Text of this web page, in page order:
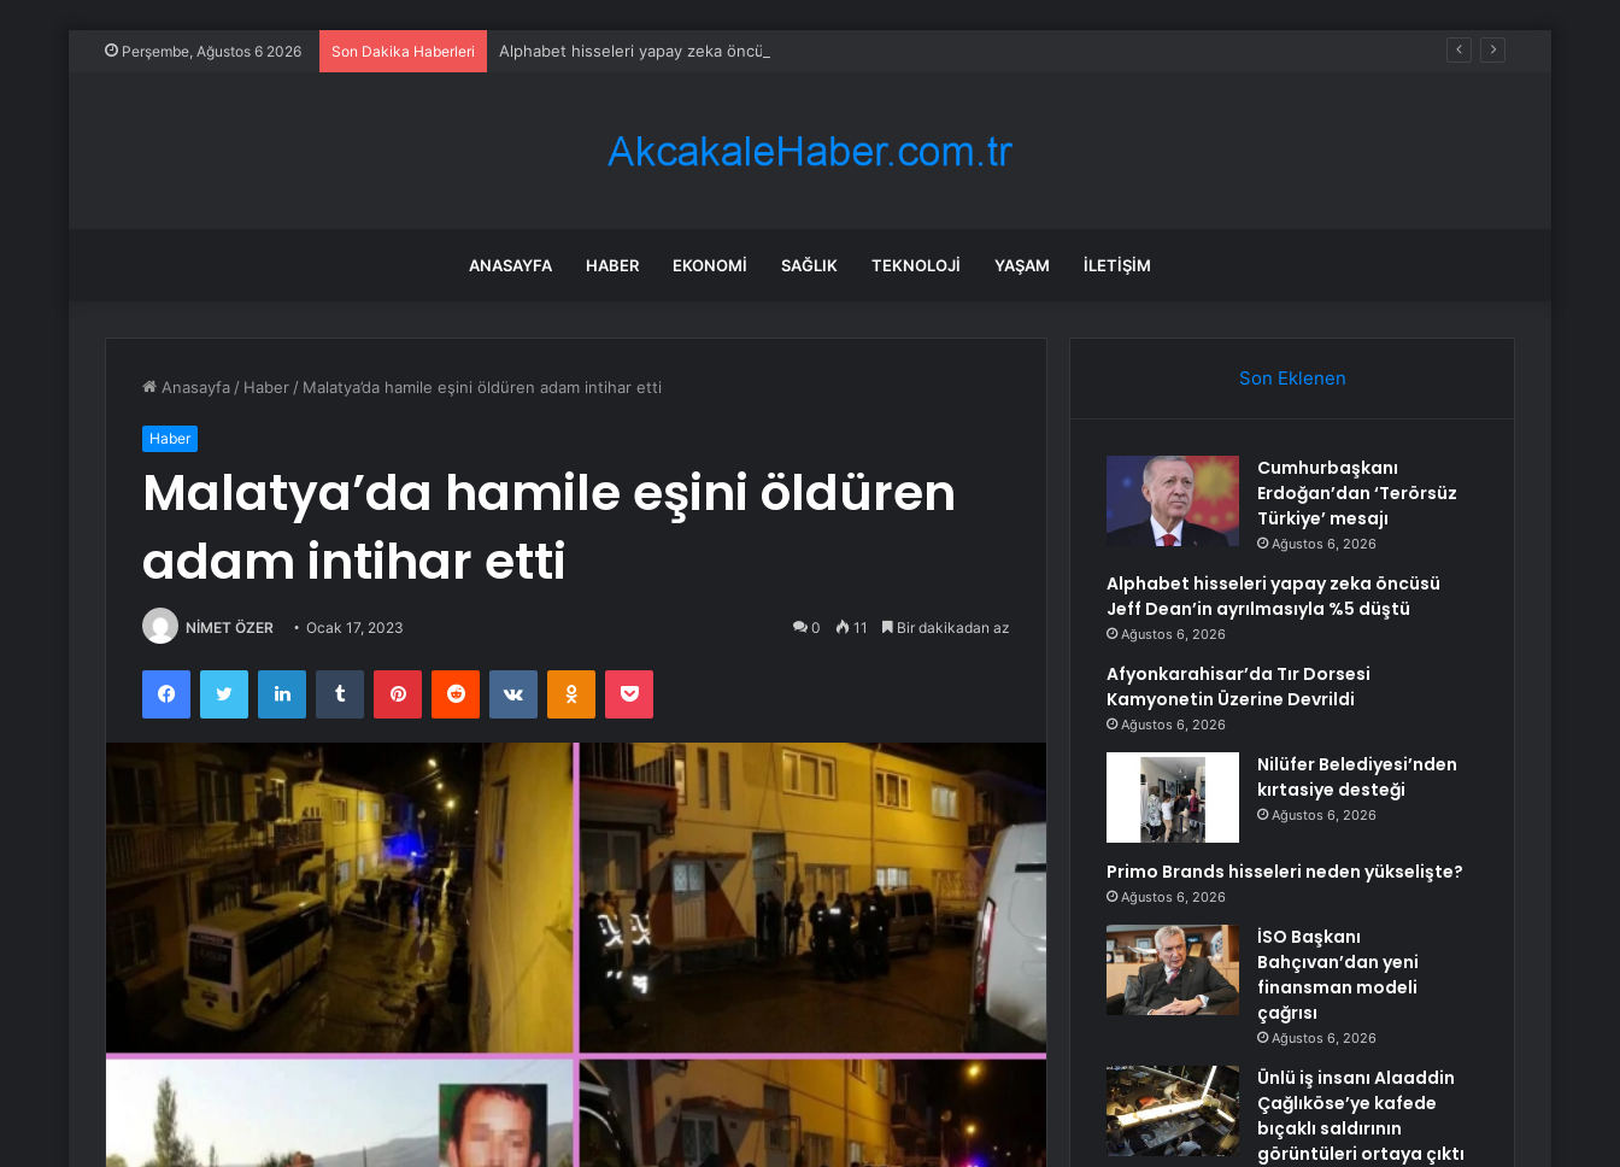
Perşembe, Ağustos 6 2026 Son Dakika Haberleri Alphabet hisseleri yapay zeka öncüsü Jeff Dean’in ayrılmasıyla %5 düştü
ANASAYFA HABER EKONOMI SAĞLIK TEKNOLOJI YAŞAM İLETIŞIM
Anasayfa / Haber / Malatya’da hamile eşini öldüren adam intihar etti
Haber
Malatya’da hamile eşini öldüren
adam intihar etti
NİMET ÖZER Ocak 17, 2023 0 11 Bir dakikadan az
FacebookTwitter LinkedInTumblr PinterestReddit VKontakteOdnoklassniki
Pocket
Son Eklenen
Cumhurbaşkanı
Erdoğan’dan ‘Terörsüz
Türkiye’ mesajı
Ağustos 6, 2026
Alphabet hisseleri yapay zeka öncüsü
Jeff Dean’in ayrılmasıyla %5 düştü
Ağustos 6, 2026
Afyonkarahisar’da Tır Dorsesi
Kamyonetin Üzerine Devrildi
Ağustos 6, 2026
Nilüfer Belediyesi’nden
kırtasiye desteği
Ağustos 6, 2026
Primo Brands hisseleri neden yükselişte?
Ağustos 6, 2026
İSO Başkanı
Bahçıvan’dan yeni
finansman modeli
çağrısı
Ağustos 6, 2026
Ünlü iş insanı Alaaddin
Çağlıköse’ye kafede
bıçaklı saldırının
görüntüleri ortaya çıktı